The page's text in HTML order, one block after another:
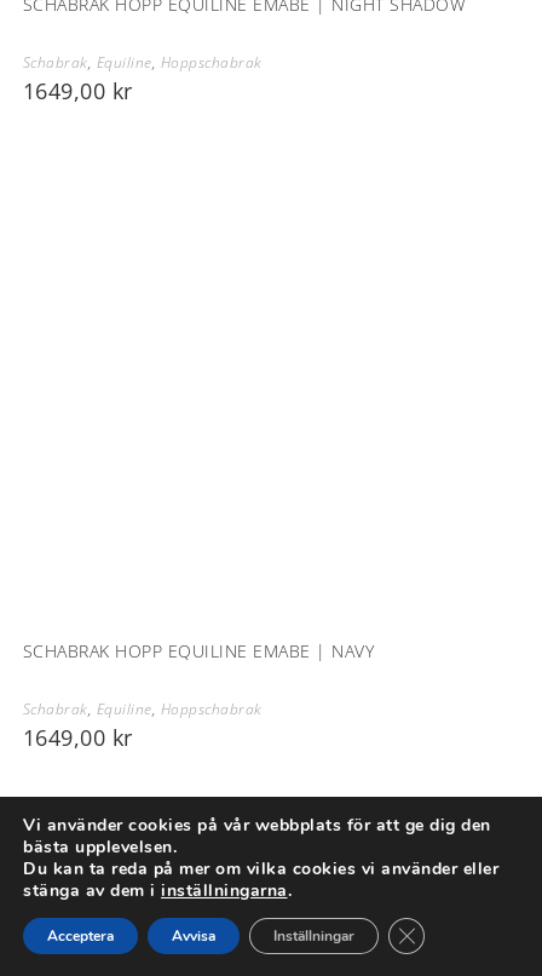
Schabrak, Equiline, Hoppschabrak
1649,00 kr
SCHABRAK HOPP EQUILINE EMABE | NAVY
Schabrak, Equiline, Hoppschabrak
1649,00 kr
Vi använder cookies på vår webbplats för att ge dig den
bästa upplevelsen.
Du kan ta reda på mer om vilka cookies vi använder eller
stänga av dem i inställningarna.
Acceptera Avvisa Inställningar Close GDPR